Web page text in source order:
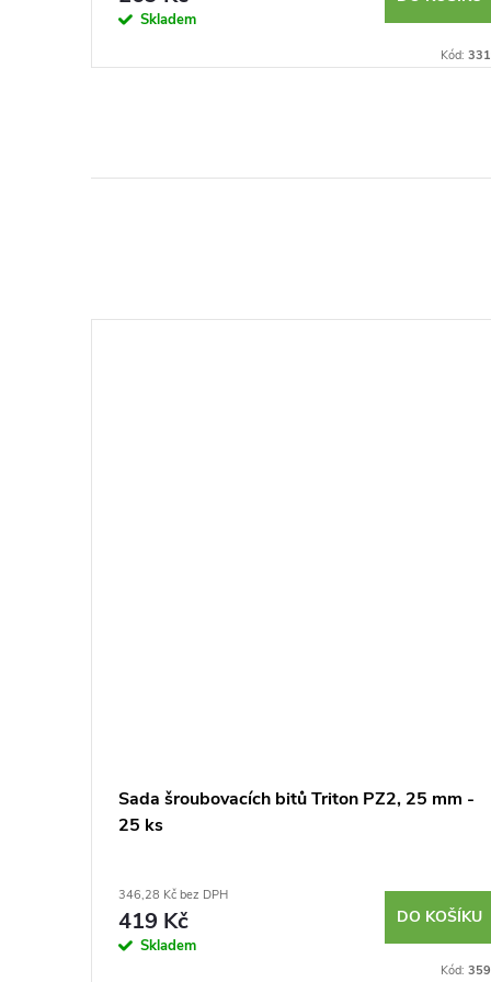
Skladem
Kód:
Sada šroubovacích bitů Triton PZ2, 25 mm -
25 ks
346,28 Kč bez DPH
419 Kč
Skladem
DO KOŠÍKU
Kód: